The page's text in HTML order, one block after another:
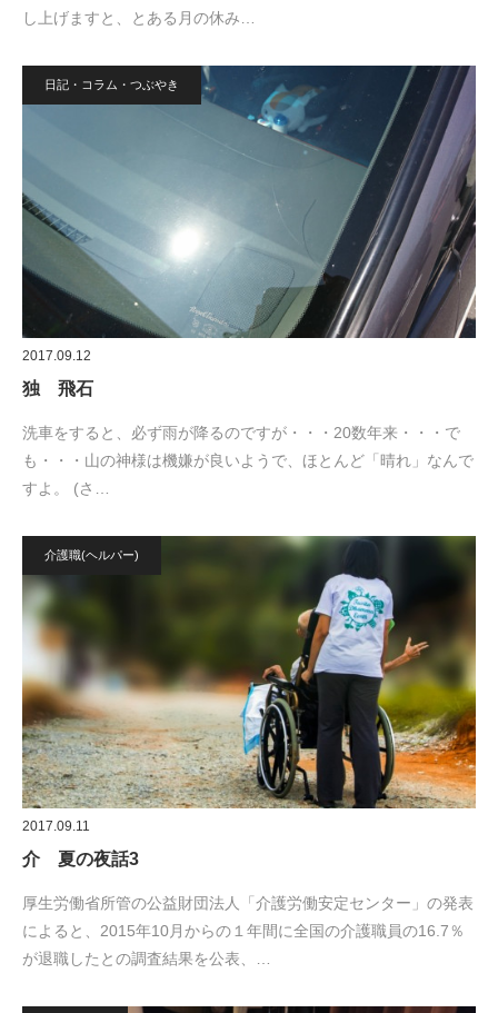
し上げますと、とある月の休み…
日記・コラム・つぶやき
2017.09.12
独 飛石
洗車をすると、必ず雨が降るのですが・・・20数年来・・・で
も・・・山の神様は機嫌が良いようで、ほとんど「晴れ」なんで
すよ。 (さ…
介護職(ヘルパー)
2017.09.11
介 夏の夜話3
厚生労働省所管の公益財団法人「介護労働安定センター」の発表
によると、2015年10月からの１年間に全国の介護職員の16.7％
が退職したとの調査結果を公表、…